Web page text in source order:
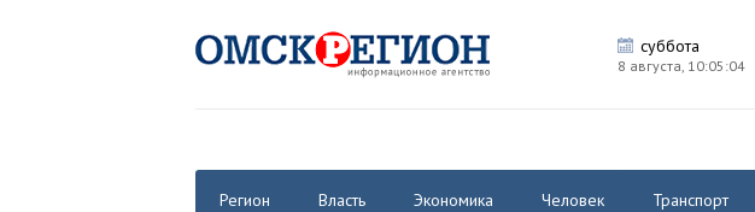
суббота
8 августа, 10:05:04
Регион Власть Экономика Человек Транспорт